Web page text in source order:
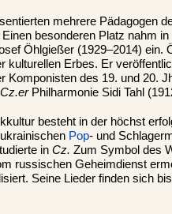
mehrere Pädagogen
besonderen Platz nahm
Öhlgießer (1929–2014) ein.
kulturellen Erbes. Er
Komponisten des 19. und 20.
Cz.erPhilharmonie Sidi Tahl
besteht in der höchst
Pop- und
in Cz. Zum Symbol des
russischen Geheimdienst
Seine Lieder finden sich